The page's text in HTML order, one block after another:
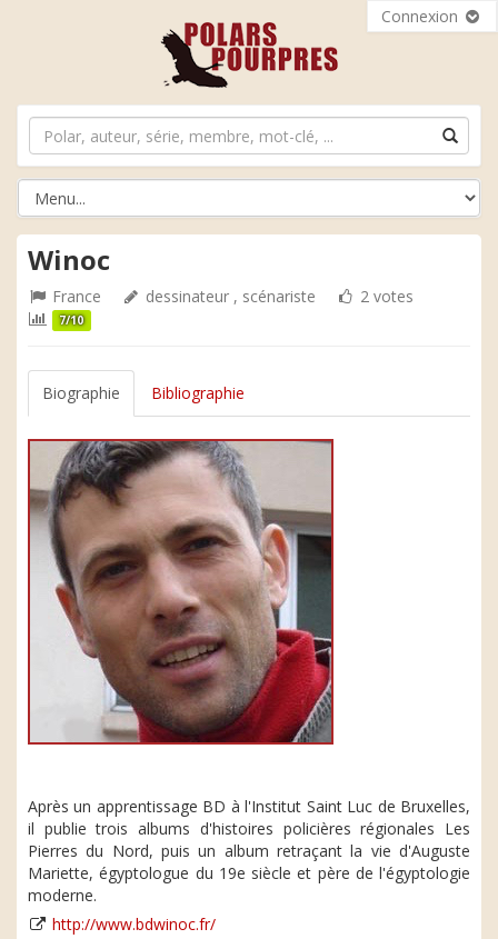
Connexion
Winoc
France dessinateur , scénariste 2 votes
7/10
Biographie Bibliographie
Après un apprentissage BD à l'Institut Saint Luc de Bruxelles,
il publie trois albums d'histoires policières régionales Les
Pierres du Nord, puis un album retraçant la vie d'Auguste
Mariette, égyptologue du 19e siècle et père de l'égyptologie
moderne.
http://www.bdwinoc.fr/